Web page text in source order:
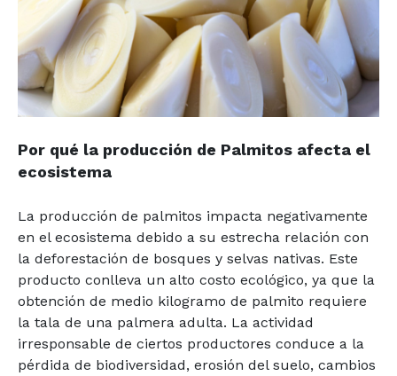
Por qué la producción de Palmitos afecta el
ecosistema
La producción de palmitos impacta negativamente
en el ecosistema debido a su estrecha relación con
la deforestación de bosques y selvas nativas. Este
producto conlleva un alto costo ecológico, ya que la
obtención de medio kilogramo de palmito requiere
la tala de una palmera adulta. La actividad
irresponsable de ciertos productores conduce a la
pérdida de biodiversidad, erosión del suelo, cambios